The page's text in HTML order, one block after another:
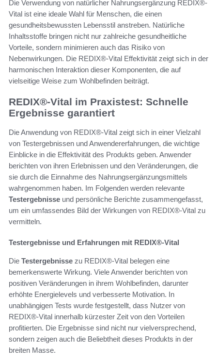
Die Verwendung von natürlicher Nahrungsergänzung REDIX®-
Vital ist eine ideale Wahl für Menschen, die einen
gesundheitsbewussten Lebensstil anstreben. Natürliche
Inhaltsstoffe bringen nicht nur zahlreiche gesundheitliche
Vorteile, sondern minimieren auch das Risiko von
Nebenwirkungen. Die REDIX®-Vital Effektivität zeigt sich in der
harmonischen Interaktion dieser Komponenten, die auf
vielseitige Weise zum Wohlbefinden beiträgt.
REDIX®-Vital im Praxistest: Schnelle
Ergebnisse garantiert
Die Anwendung von REDIX®-Vital zeigt sich in einer Vielzahl
von Testergebnissen und Anwendererfahrungen, die wichtige
Einblicke in die Effektivität des Produkts geben. Anwender
berichten von ihren Erlebnissen und den Veränderungen, die
sie durch die Einnahme des Nahrungsergänzungsmittels
wahrgenommen haben. Im Folgenden werden relevante
Testergebnisse und persönliche Berichte zusammengefasst,
um ein umfassendes Bild der Wirkungen von REDIX®-Vital zu
vermitteln.
Testergebnisse und Erfahrungen mit REDIX®-Vital
Die Testergebnisse zu REDIX®-Vital belegen eine
bemerkenswerte Wirkung. Viele Anwender berichten von
positiven Veränderungen in ihrem Wohlbefinden, darunter
erhöhte Energielevels und verbesserte Motivation. In
unabhängigen Tests wurde festgestellt, dass Nutzer von
REDIX®-Vital innerhalb kürzester Zeit von den Vorteilen
profitierten. Die Ergebnisse sind nicht nur vielversprechend,
sondern zeigen auch die Beliebtheit dieses Produkts in der
breiten Masse.